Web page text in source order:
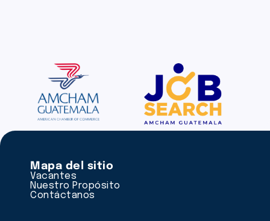
Mapa del sitio
Vacantes
Nuestro Propósito
Contáctanos